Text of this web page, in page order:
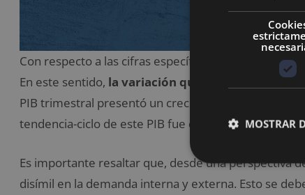
Con respecto a las cifras específicas, el PIB actual
En este sentido, la variación que se acumuló
PIB trimestral presentó un crecimiento de 1,2% en
tendencia-ciclo de este PIB fue de 0,5%, con una
Es importante resaltar que, desde una perspectiva
disímil en la demanda interna y externa. Esto se
MOSTRAR